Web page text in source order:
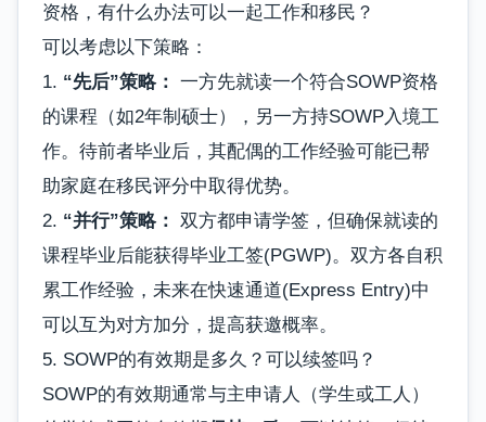
资格，有什么办法可以一起工作和移民？
可以考虑以下策略：
1. “先后”策略： 一方先就读一个符合SOWP资格
的课程（如2年制硕士），另一方持SOWP入境工
作。待前者毕业后，其配偶的工作经验可能已帮
助家庭在移民评分中取得优势。
2. “并行”策略： 双方都申请学签，但确保就读的
课程毕业后能获得毕业工签(PGWP)。双方各自积
累工作经验，未来在快速通道(Express Entry)中
可以互为对方加分，提高获邀概率。
5. SOWP的有效期是多久？可以续签吗？
SOWP的有效期通常与主申请人（学生或工人）